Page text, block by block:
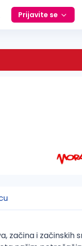
Prijavite se
začina i začinskih